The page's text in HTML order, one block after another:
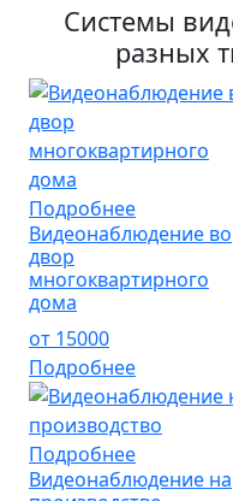
Системы
разных
Подробнее
Видеонаблюдение во
двор
многоквартирного
дома
от 15000
Подробнее
Подробнее
Видеонаблюдение на